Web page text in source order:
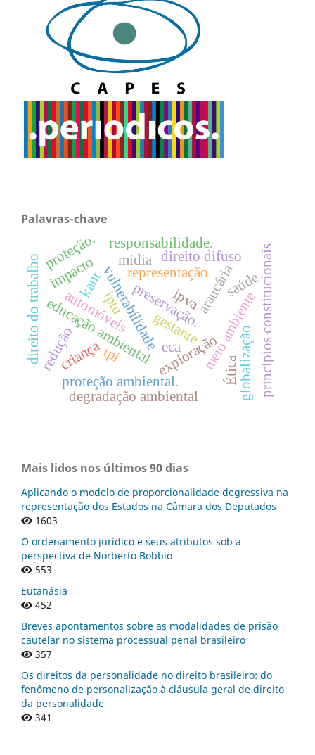
Palavras-chave
araucária
representação
vulnerabilidade
exploração
preservação.meio ambiente
educação ambiental
proteção ambiental.
direito difuso
degradação ambiental globalização
direito do trabalho ipi
ipva
redução
automóveis
impacto
responsabilidade.
princípios constitucionais
saúde
criança
gestante
eca
proteção.
Ética
kant
iptu
mídia
Mais lidos nos últimos 90 dias
Aplicando o modelo de proporcionalidade degressiva na
representação dos Estados na Câmara dos Deputados
1603
O ordenamento jurídico e seus atributos sob a
perspectiva de Norberto Bobbio
553
Eutanásia
452
Breves apontamentos sobre as modalidades de prisão
cautelar no sistema processual penal brasileiro
357
Os direitos da personalidade no direito brasileiro: do
fenômeno de personalização à cláusula geral de direito
da personalidade
341